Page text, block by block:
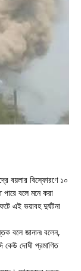
বয়লার বিস্ফোরণে ১০
বলে মনে করা
এই ভয়াবহ দুর্ঘটনা
বলে জানান৷ বলেন,
কেউ দোষী প্রমাণিত